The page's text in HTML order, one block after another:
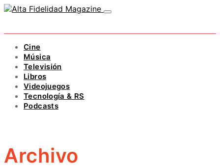
Cine
Música
Televisión
Libros
Videojuegos
Tecnología & RS
Podcasts
Archivo